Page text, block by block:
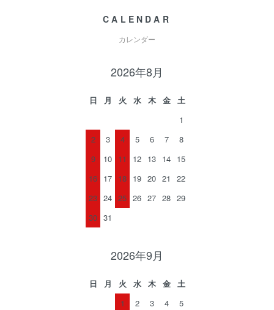
CALENDAR
カレンダー
2026年8月
日 月 火 水 木 金
土
1
2
3 4 5 6 7
8
9
10 11 12 13 14 15
16 17 18 19 20 21
22
23 24 25 26 27 28 29
30 31
2026年9月
日 月 火 水 木 金
土
1
2 3 4
5